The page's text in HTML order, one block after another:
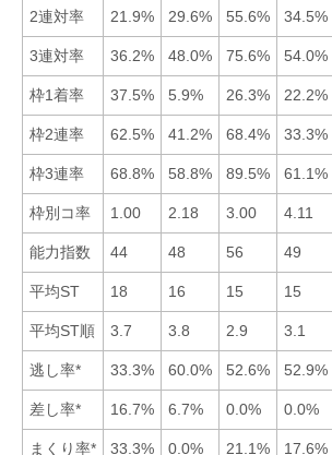
2連対率 21.9% 29.6% 55.6% 34.5%
3連対率 36.2% 48.0% 75.6% 54.0%
枠1着率 37.5% 5.9% 26.3% 22.2%
枠2連率 62.5% 41.2% 68.4% 33.3%
枠3連率 68.8% 58.8% 89.5% 61.1%
枠別コ率 1.00 2.18 3.00 4.11
能力指数 44 48 56 49
平均ST 18 16 15 15
平均ST順 3.7 3.8 2.9 3.1
逃し率* 33.3% 60.0% 52.6% 52.9%
差し率* 16.7% 6.7% 0.0% 0.0%
まくり率* 33.3% 0.0% 21.1% 17.6%